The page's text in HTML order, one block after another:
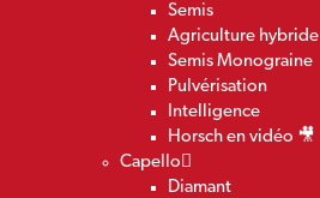
Semis
Agriculture hybride
Semis Monograine
Pulvérisation
Intelligence
Horsch en vidéo 🎥
Capello
Diamant